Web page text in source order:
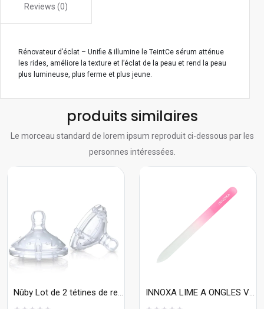
Reviews (0)
Rénovateur d’éclat – Unifie & illumine le TeintCe sérum atténue
les rides, améliore la texture et l’éclat de la peau et rend la peau
plus lumineuse, plus ferme et plus jeune.
produits similaires
Le morceau standard de lorem ipsum reproduit ci-dessous par les
personnes intéressées.
Nûby Lot de 2 tétines de remplacement Softflex en Silicone à débit rapide +6m (Bib Col Large) Réf : ID0017 INNOXA LIME A ONGLES VERRE - G770970